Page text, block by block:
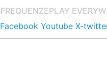
FREQUENZEPLAY
Facebook Youtube X-